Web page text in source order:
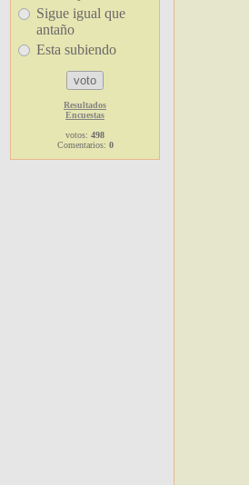
Sigue igual que
antaño
Esta subiendo
Resultados
Encuestas
votos: 498
Comentarios: 0